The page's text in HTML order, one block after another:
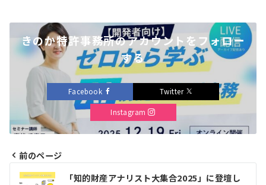
きのか特許事務所のアカウントをフォロー
する
Facebook Twitter
Instagram
投
前のページ
「知的財産アナリスト大集合2025」に登壇し